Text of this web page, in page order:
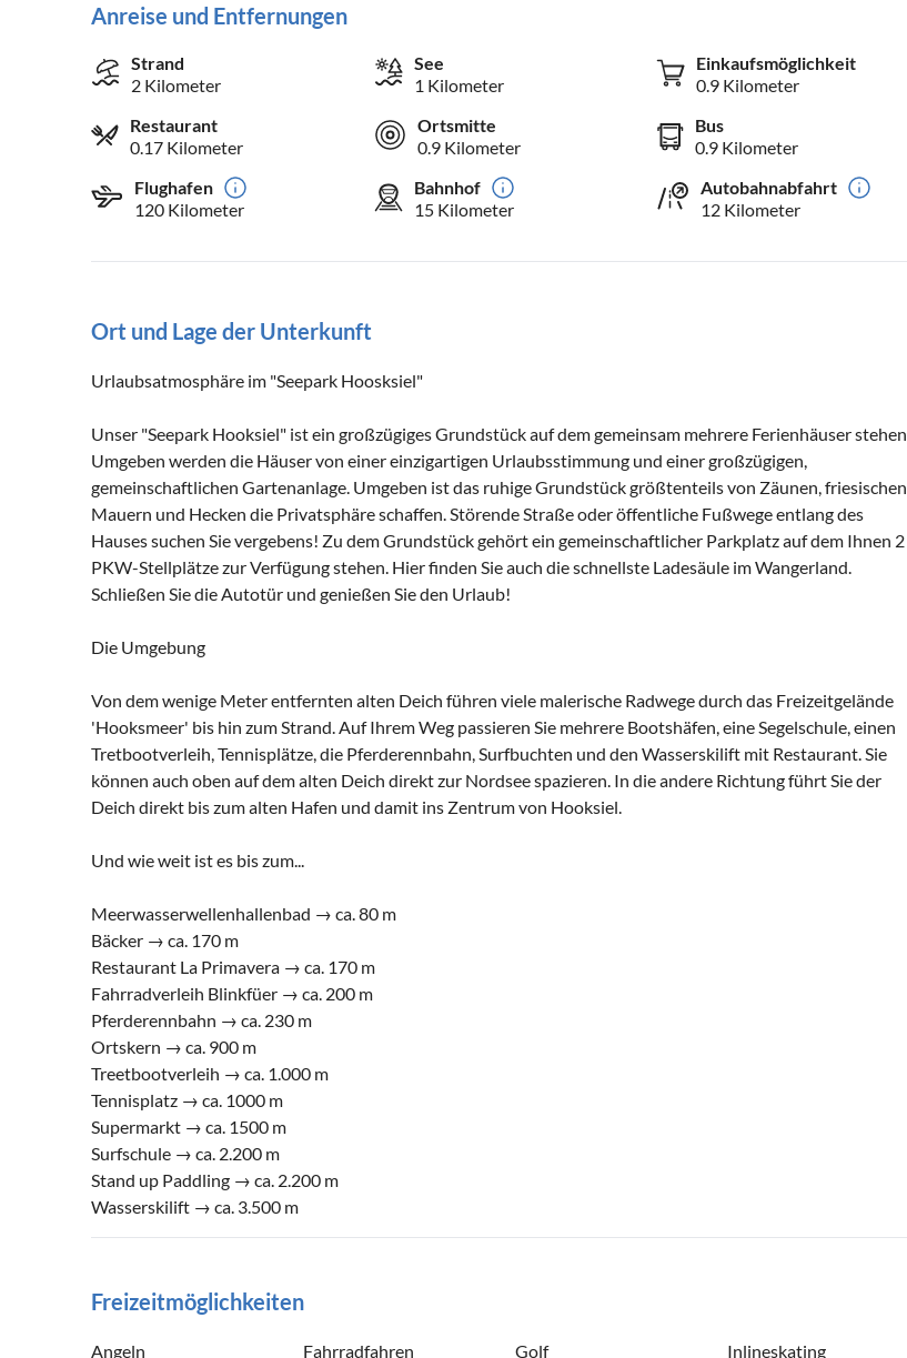
Anreise und Entfernungen
Strand
2 Kilometer
See
1 Kilometer
Einkaufsmöglichkeit
0.9 Kilometer
Restaurant
0.17 Kilometer
Ortsmitte
0.9 Kilometer
Bus
0.9 Kilometer
Flughafen
120 Kilometer
Bahnhof
15 Kilometer
Autobahnabfahrt
12 Kilometer
Ort und Lage der Unterkunft
Urlaubsatmosphäre im "Seepark Hoosksiel"
Unser "Seepark Hooksiel" ist ein großzügiges Grundstück auf dem gemeinsam mehrere Ferienhäuser stehen.
Umgeben werden die Häuser von einer einzigartigen Urlaubsstimmung und einer großzügigen,
gemeinschaftlichen Gartenanlage. Umgeben ist das ruhige Grundstück größtenteils von Zäunen, friesischen
Mauern und Hecken die Privatsphäre schaffen. Störende Straße oder öffentliche Fußwege entlang des
Hauses suchen Sie vergebens! Zu dem Grundstück gehört ein gemeinschaftlicher Parkplatz auf dem Ihnen 2
PKW-Stellplätze zur Verfügung stehen. Hier finden Sie auch die schnellste Ladesäule im Wangerland.
Schließen Sie die Autotür und genießen Sie den Urlaub!
Die Umgebung
Von dem wenige Meter entfernten alten Deich führen viele malerische Radwege durch das Freizeitgelände
'Hooksmeer' bis hin zum Strand. Auf Ihrem Weg passieren Sie mehrere Bootshäfen, eine Segelschule, einen
Tretbootverleih, Tennisplätze, die Pferderennbahn, Surfbuchten und den Wasserskilift mit Restaurant. Sie
können auch oben auf dem alten Deich direkt zur Nordsee spazieren. In die andere Richtung führt Sie der
Deich direkt bis zum alten Hafen und damit ins Zentrum von Hooksiel.
Und wie weit ist es bis zum...
Meerwasserwellenhallenbad → ca. 80 m
Bäcker → ca. 170 m
Restaurant La Primavera → ca. 170 m
Fahrradverleih Blinkfüer → ca. 200 m
Pferderennbahn → ca. 230 m
Ortskern → ca. 900 m
Treetbootverleih → ca. 1.000 m
Tennisplatz → ca. 1000 m
Supermarkt → ca. 1500 m
Surfschule → ca. 2.200 m
Stand up Paddling → ca. 2.200 m
Wasserskilift → ca. 3.500 m
Freizeitmöglichkeiten
Angeln Fahrradfahren Golf Inlineskating